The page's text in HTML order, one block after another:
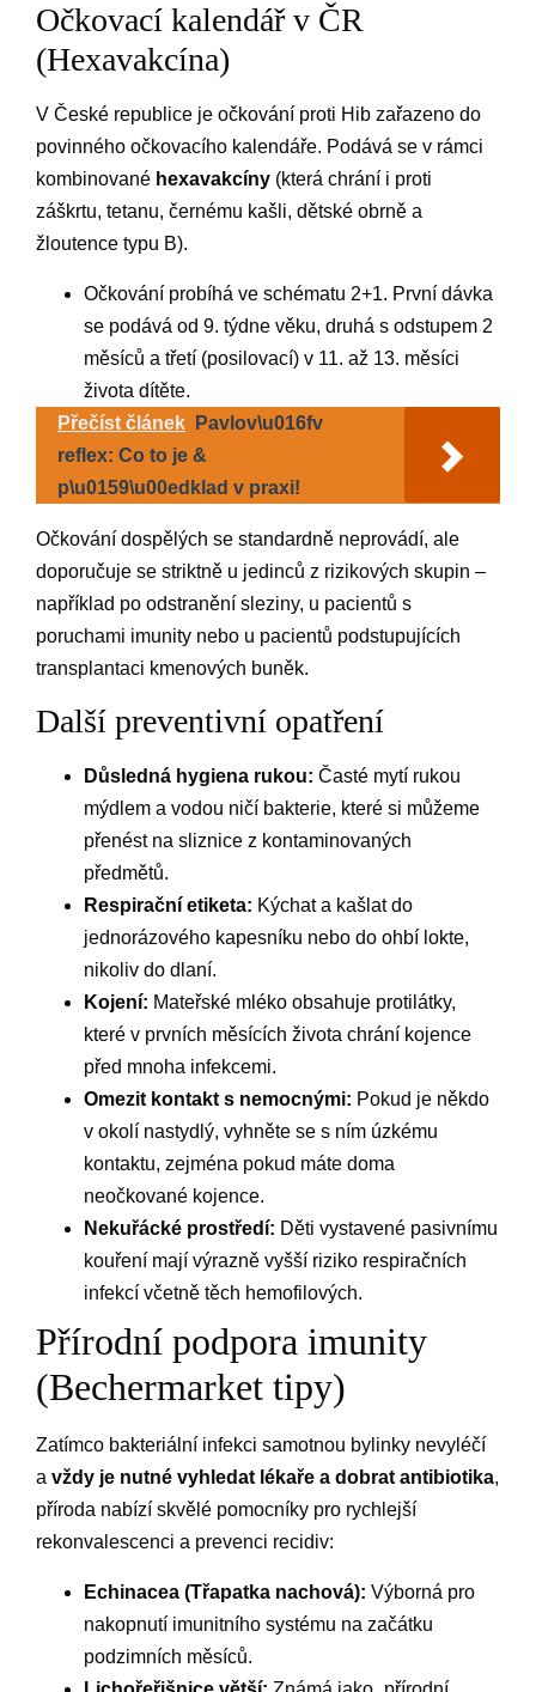
Očkovací kalendář v ČR
(Hexavakcína)
V České republice je očkování proti Hib zařazeno do
povinného očkovacího kalendáře. Podává se v rámci
kombinované hexavakcíny (která chrání i proti
záškrtu, tetanu, černému kašli, dětské obrně a
žloutence typu B).
Očkování probíhá ve schématu 2+1. První dávka
se podává od 9. týdne věku, druhá s odstupem 2
měsíců a třetí (posilovací) v 11. až 13. měsíci
života dítěte.
Přečíst článek
Pavlov\u016fv
reflex: Co to je &
p\u0159\u00edklad v praxi!
Očkování dospělých se standardně neprovádí, ale
doporučuje se striktně u jedinců z rizikových skupin –
například po odstranění sleziny, u pacientů s
poruchami imunity nebo u pacientů podstupujících
transplantaci kmenových buněk.
Další preventivní opatření
Důsledná hygiena rukou: Časté mytí rukou
mýdlem a vodou ničí bakterie, které si můžeme
přenést na sliznice z kontaminovaných
předmětů.
Respirační etiketa: Kýchat a kašlat do
jednorázového kapesníku nebo do ohbí lokte,
nikoliv do dlaní.
Kojení: Mateřské mléko obsahuje protilátky,
které v prvních měsících života chrání kojence
před mnoha infekcemi.
Omezit kontakt s nemocnými: Pokud je někdo
v okolí nastydlý, vyhněte se s ním úzkému
kontaktu, zejména pokud máte doma
neočkované kojence.
Nekuřácké prostředí: Děti vystavené pasivnímu
kouření mají výrazně vyšší riziko respiračních
infekcí včetně těch hemofilových.
Přírodní podpora imunity
(Bechermarket tipy)
Zatímco bakteriální infekci samotnou bylinky nevyléčí
a vždy je nutné vyhledat lékaře a dobrat antibiotika,
příroda nabízí skvělé pomocníky pro rychlejší
rekonvalescenci a prevenci recidiv:
Echinacea (Třapatka nachová): Výborná pro
nakopnutí imunitního systému na začátku
podzimních měsíců.